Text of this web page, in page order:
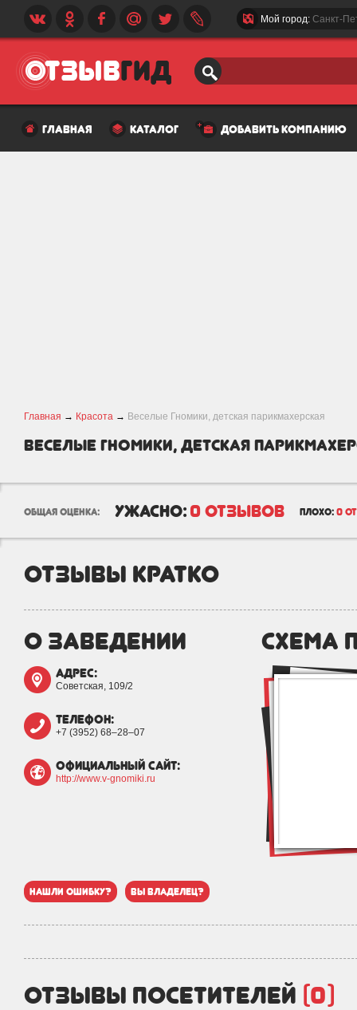
Мой город: Санкт-
главная каталог добавить компанию
Главная → Красота → Веселые Гномики, детская парикмахерская
Веселые Гномики, детская
общая оценка: ужасно: 0 отзывов плохо: 0
отзывы кратко
о заведении
адрес:
Советская, 109/2
телефон:
+7 (3952) 68‒28‒07
официальный сайт:
http://www.v-gnomiki.ru
схема
нашли ошибку? вы владелец?
отзывы посетителей (0)